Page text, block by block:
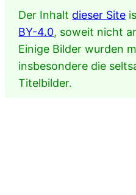
Der Inhalt dieser Site
BY-4.0, soweit nicht
Einige Bilder wurden
insbesondere die
Titelbilder.